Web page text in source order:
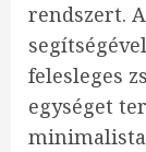
rendszert.
felesleges
egységet